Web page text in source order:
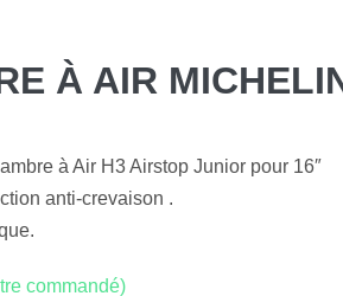
À AIR
à Air H3 Airstop Junior pour 16″
anti-crevaison .
commandé)